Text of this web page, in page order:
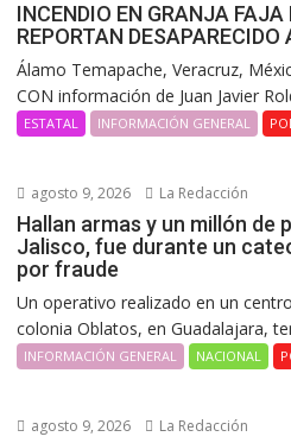
INCENDIO EN GRANJA
REPORTAN DESAPARECIDO
Álamo Temapache, Veracruz,
CON información de Juan Javier
ESTATAL INFORMACIÓN GENERAL
agosto 9, 2026 La Redacción
Hallan armas y un millón de
Jalisco, fue durante un
por fraude
Un operativo realizado en un
colonia Oblatos, en Guadalajara,
INFORMACIÓN GENERAL NACIONAL
agosto 9, 2026 La Redacción